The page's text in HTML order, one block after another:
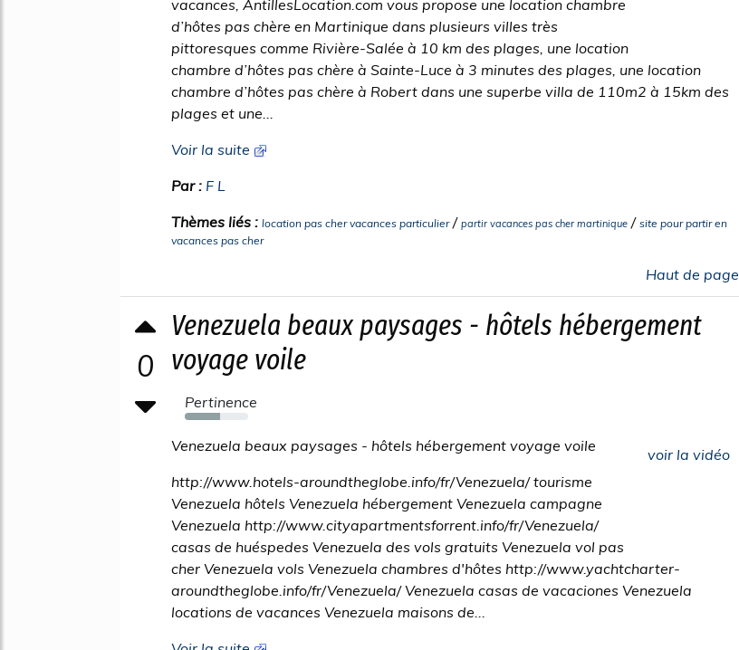
vacances, AntillesLocation.com vous propose une location chambre
d’hôtes pas chère en Martinique dans plusieurs villes très
pittoresques comme Rivière-Salée à 10 km des plages, une location
chambre d’hôtes pas chère à Sainte-Luce à 3 minutes des plages, une location
chambre d’hôtes pas chère à Robert dans une superbe villa de 110m2 à 15km des
plages et une...
Voir la suite
Par : F L
Thèmes liés : location pas cher vacances particulier/ partir vacances pas cher martinique / site pour partir en
vacances pas cher
Haut de page
0
Venezuela beaux paysages - hôtels hébergement
voyage voile
Pertinence
55%
voir la vidéo
Venezuela beaux paysages - hôtels hébergement voyage voile
http://www.hotels-aroundtheglobe.info/fr/Venezuela/ tourisme
Venezuela hôtels Venezuela hébergement Venezuela campagne
Venezuela http://www.cityapartmentsforrent.info/fr/Venezuela/
casas de huéspedes Venezuela des vols gratuits Venezuela vol pas
cher Venezuela vols Venezuela chambres d'hôtes http://www.yachtcharter-
aroundtheglobe.info/fr/Venezuela/ Venezuela casas de vacaciones Venezuela
locations de vacances Venezuela maisons de...